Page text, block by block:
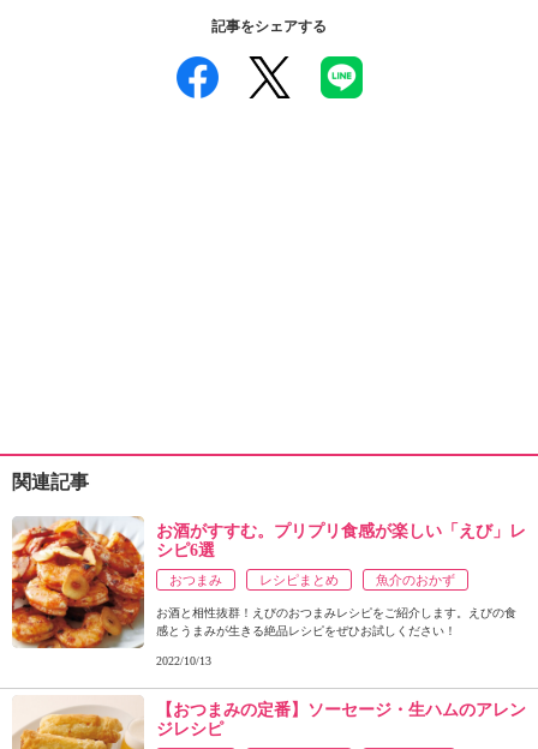
記事をシェアする
関連記事
お酒がすすむ。プリプリ食感が楽しい「えび」レ
シピ6選
おつまみ レシピまとめ 魚介のおかず
お酒と相性抜群！えびのおつまみレシピをご紹介します。えびの食
感とうまみが生きる絶品レシピをぜひお試しください！
2022/10/13
【おつまみの定番】ソーセージ・生ハムのアレン
ジレシピ